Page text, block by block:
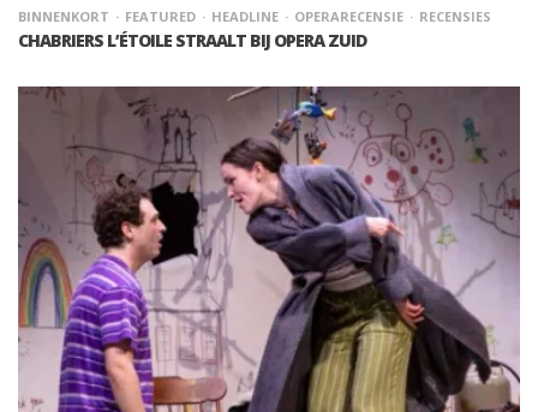
BINNENKORT FEATURED HEADLINE OPERARECENSIE RECENSIES
CHABRIERS L’ÉTOILE STRAALT BIJ OPERA ZUID